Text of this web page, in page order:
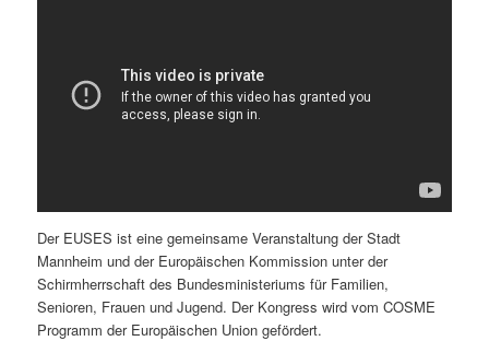
Der EUSES ist eine gemeinsame Veranstaltung der Stadt
Mannheim und der Europäischen Kommission unter der
Schirmherrschaft des Bundesministeriums für Familien,
Senioren, Frauen und Jugend. Der Kongress wird vom COSME
Programm der Europäischen Union gefördert.